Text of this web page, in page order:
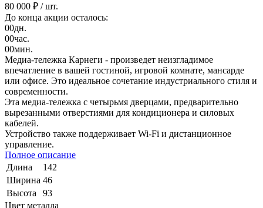
80 000 ₽ / шт.
До конца акции осталось:
00дн.
00час.
00мин.
Медиа-тележка Карнеги - произведет неизгладимое
впечатление в вашей гостиной, игровой комнате, мансарде
или офисе. Это идеальное сочетание индустриального стиля и
современности.
Эта медиа-тележка с четырьмя дверцами, предварительно
вырезанными отверстиями для кондиционера и силовых
кабелей.
Устройство также поддерживает Wi-Fi и дистанционное
управление.
Полное описание
Длина
142
Ширина 46
Высота
93
Цвет металла